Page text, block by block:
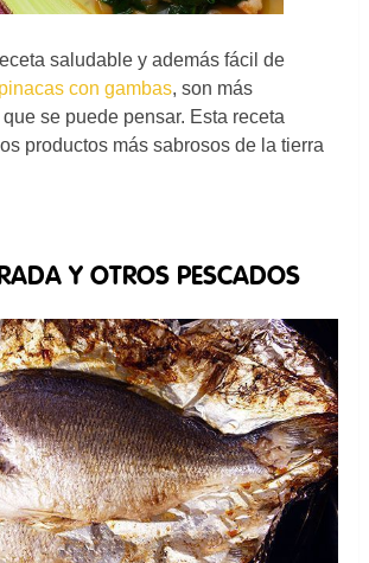
saludable y además fácil de
con gambas, son más
se puede pensar. Esta receta
productos más sabrosos de la tierra
Y OTROS PESCADOS